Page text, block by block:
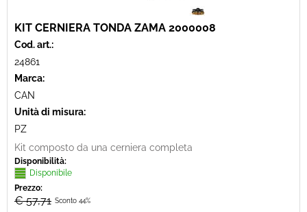
KIT CERNIERA TONDA ZAMA 2000008
Cod. art.:
24861
Marca:
CAN
Unità di misura:
PZ
Kit composto da una cerniera completa
Disponibilità:
Disponibile
Prezzo:
€ 57,71 Sconto 44%